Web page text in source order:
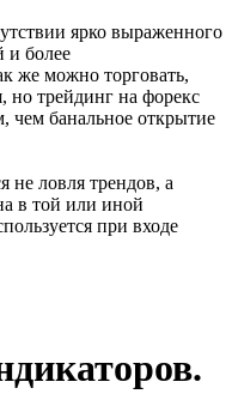
ярко выраженного
и более
же можно торговать,
но трейдинг на форекс
чем банальное открытие
не ловля трендов, а
в той или иной
при входе